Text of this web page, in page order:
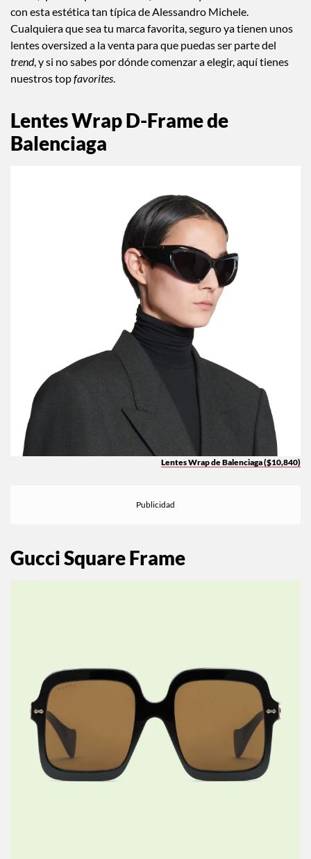
con esta estética tan típica de Alessandro Michele.
Cualquiera que sea tu marca favorita, seguro ya tienen unos
lentes oversized a la venta para que puedas ser parte del
trend, y si no sabes por dónde comenzar a elegir, aquí tienes
nuestros topfavorites.
Lentes Wrap D-Frame de
Balenciaga
Lentes Wrap de Balenciaga ($10,840)
Gucci Square Frame